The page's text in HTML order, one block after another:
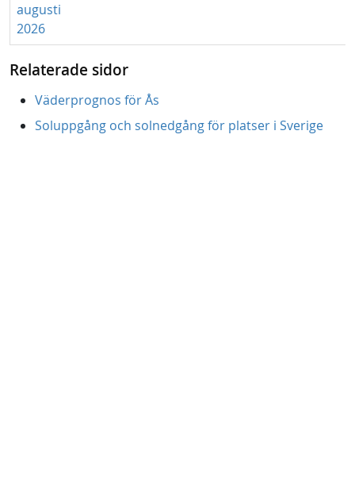
augusti
2026
Relaterade sidor
Väderprognos för Ås
Soluppgång och solnedgång för platser i Sverige